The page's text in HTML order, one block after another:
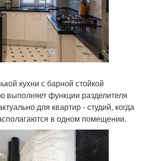
кухни с барной стойкой
выполняет функции разделителя
для квартир - студий, когда
в одном помещении.